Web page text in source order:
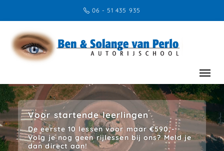
06 - 51 435 935
Voor startende leerlingen
De eerste 10 lessen voor maar €590,-
Volg je nog geen rijlessen bij ons? Meld je
dan direct aan!